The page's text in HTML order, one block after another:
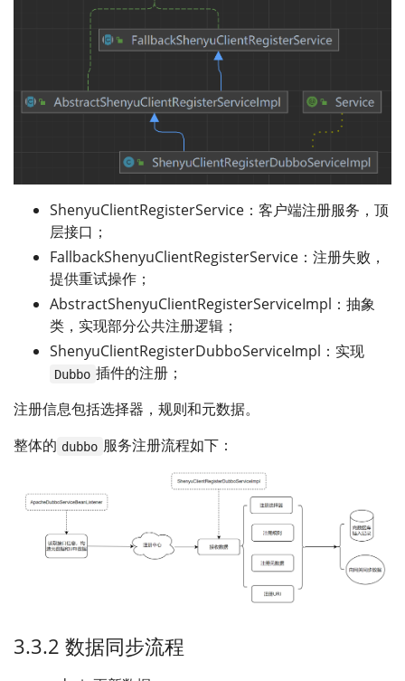
ShenyuClientRegisterService：客户端注册服务，顶
层接口；
FallbackShenyuClientRegisterService：注册失败，
提供重试操作；
AbstractShenyuClientRegisterServiceImpl：抽象
类，实现部分公共注册逻辑；
ShenyuClientRegisterDubboServiceImpl：实现
Dubbo 插件的注册；
注册信息包括选择器，规则和元数据。
整体的 dubbo 服务注册流程如下：
3.3.2 数据同步流程